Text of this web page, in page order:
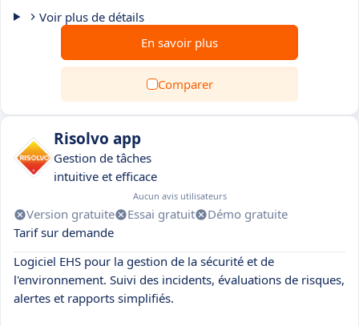
Voir plus de détails
En savoir plus
Comparer
Risolvo app
Gestion de tâches
intuitive et efficace
Aucun avis utilisateurs
Version gratuite Essai gratuit
Démo gratuite
Tarif sur demande
Logiciel EHS pour la gestion de la sécurité et de
l'environnement. Suivi des incidents, évaluations de risques,
alertes et rapports simplifiés.